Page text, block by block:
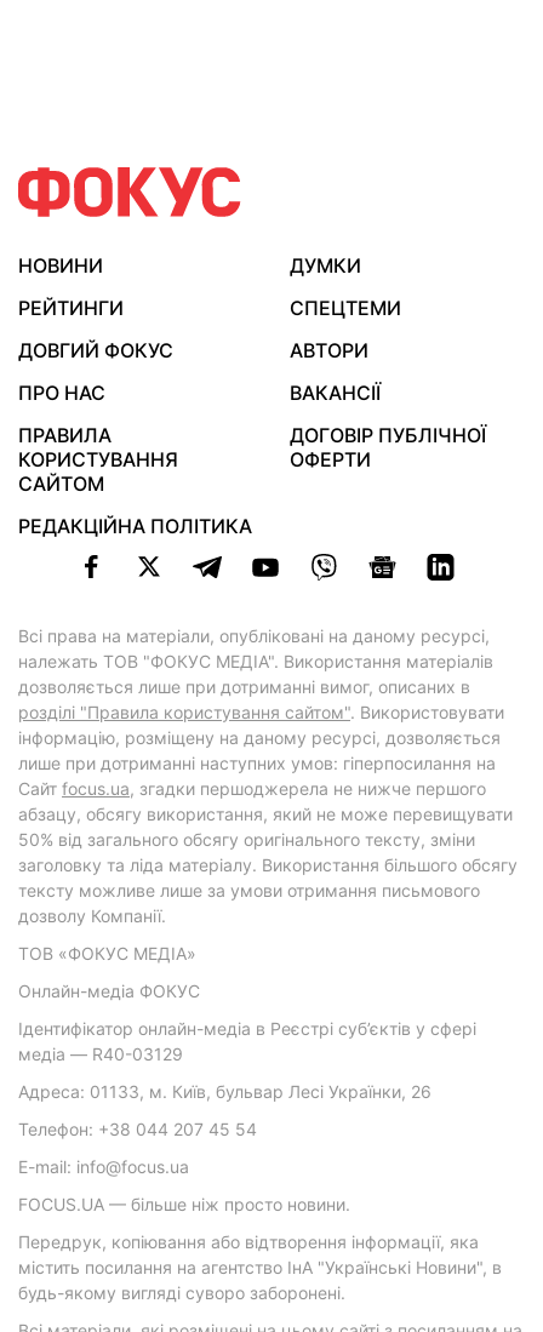
НОВИНИ
ДУМКИ
РЕЙТИНГИ
СПЕЦТЕМИ
ДОВГИЙ ФОКУС
АВТОРИ
ПРО НАС
ВАКАНСІЇ
ПРАВИЛА
КОРИСТУВАННЯ
САЙТОМ
ДОГОВІР ПУБЛІЧНОЇ
ОФЕРТИ
РЕДАКЦІЙНА ПОЛІТИКА
Всі права на матеріали, опубліковані на даному ресурсі,
належать ТОВ "ФОКУС МЕДІА". Використання матеріалів
дозволяється лише при дотриманні вимог, описаних в
розділі "Правила користування сайтом". Використовувати
інформацію, розміщену на даному ресурсі, дозволяється
лише при дотриманні наступних умов: гіперпосилання на
Cайт focus.ua, згадки першоджерела не нижче першого
абзацу, обсягу використання, який не може перевищувати
50% від загального обсягу оригінального тексту, зміни
заголовку та ліда матеріалу. Використання більшого обсягу
тексту можливе лише за умови отримання письмового
дозволу Компанії.
ТОВ «ФОКУС МЕДІА»
Онлайн-медіа ФОКУС
Ідентифікатор онлайн-медіа в Реєстрі суб’єктів у сфері
медіа — R40-03129
Адреса: 01133, м. Київ, бульвар Лесі Українки, 26
Телефон: +38 044 207 45 54
E-mail: info@focus.ua
FOCUS.UA — більше ніж просто новини.
Передрук, копіювання або відтворення інформації, яка
містить посилання на агентство ІнА "Українські Новини", в
будь-якому вигляді суворо заборонені.